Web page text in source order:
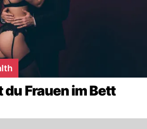
du Frauen im Bett